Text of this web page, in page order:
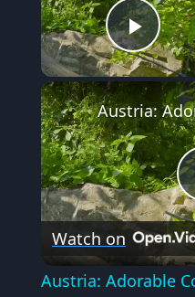
Play
Watch on
Austria: Adorable